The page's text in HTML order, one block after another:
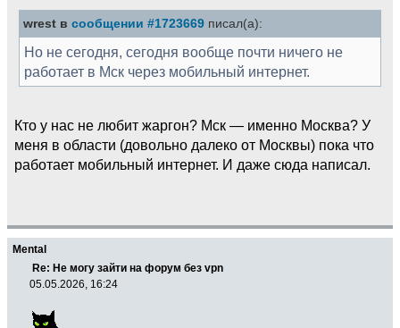
wrest в сообщении #1723669 писал(а):
Но не сегодня, сегодня вообще почти ничего не
работает в Мск через мобильный интернет.
Кто у нас не любит жаргон? Мск — именно Москва? У
меня в области (довольно далеко от Москвы) пока что
работает мобильный интернет. И даже сюда написал.
Mental
Re: Не могу зайти на форум без vpn
05.05.2026, 16:24